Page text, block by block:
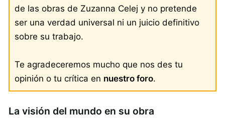
de las obras de Zuzanna Celej y no pretende
ser una verdad universal ni un juicio definitivo
sobre su trabajo.
Te agradeceremos mucho que nos des tu
opinión o tu crítica en nuestro foro.
La visión del mundo en su obra